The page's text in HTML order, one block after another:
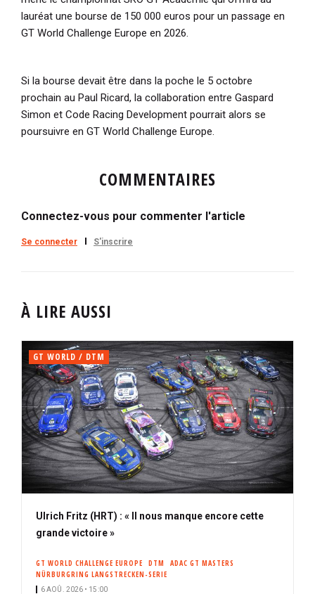
lauréat une bourse de 150 000 euros pour un passage en
GT World Challenge Europe en 2026.
Si la bourse devait être dans la poche le 5 octobre
prochain au Paul Ricard, la collaboration entre Gaspard
Simon et Code Racing Development pourrait alors se
poursuivre en GT World Challenge Europe.
COMMENTAIRES
Connectez-vous pour commenter l'article
Se connecter S'inscrire
À LIRE AUSSI
GT WORLD / DTM
Ulrich Fritz (HRT) : « Il nous manque encore cette
grande victoire »
GT WORLD CHALLENGE EUROPE DTM
ADAC GT MASTERS
NÜRBURGRING LANGSTRECKEN-SERIE
6 AOÛ. 2026 • 15:00